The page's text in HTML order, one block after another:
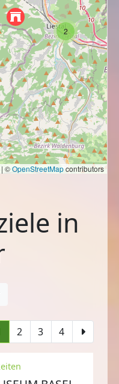
2
| ©OpenStreetMapcontributors
in
2 3 4